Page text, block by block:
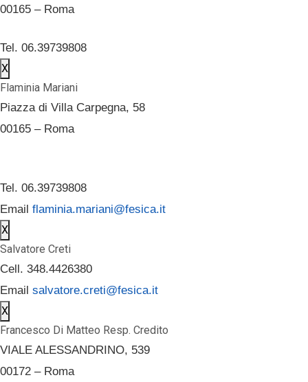
00165 – Roma
Tel. 06.39739808
X
Flaminia Mariani
Piazza di Villa Carpegna, 58
00165 – Roma
Tel. 06.39739808
Email flaminia.mariani@fesica.it
X
Salvatore Creti
Cell. 348.4426380
Email salvatore.creti@fesica.it
X
Francesco Di Matteo Resp. Credito
VIALE ALESSANDRINO, 539
00172 – Roma